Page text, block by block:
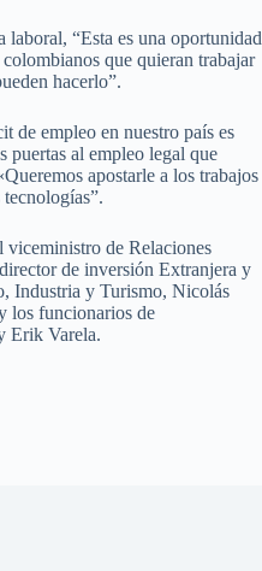
“Esta es una oportunidad
que quieran trabajar
hacerlo”.
de empleo en nuestro país es
puertas al empleo legal que
apostarle a los trabajos
de Relaciones
de inversión Extranjera y
Industria y Turismo, Nicolás
los funcionarios de
Erik Varela.